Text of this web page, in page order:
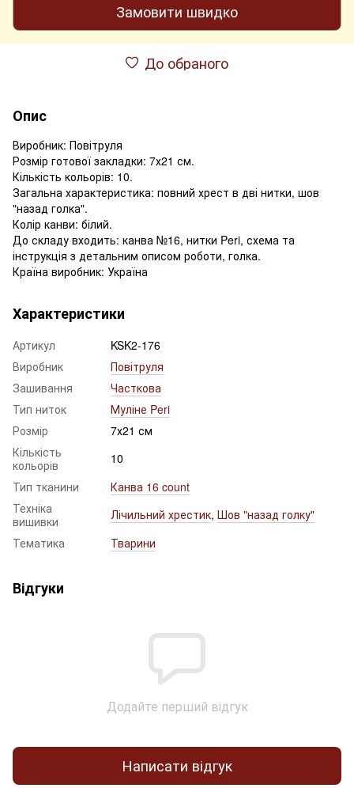
Замовити швидко
До обраного
Опис
Виробник: Повітруля
Розмір готової закладки: 7х21 см.
Кількість кольорів: 10.
Загальна характеристика: повний хрест в дві нитки, шов
"назад голка".
Колір канви: білий.
До складу входить: канва №16, нитки Peri, схема та
інструкція з детальним описом роботи, голка.
Країна виробник: Україна
Характеристики
Артикул
KSK2-176
Виробник
Повітруля
Зашивання
Часткова
Тип ниток
Муліне Peri
Розмір
7х21 см
Кількість
кольорів
10
Тип тканини
Канва 16 count
Техніка
вишивки
Лічильний хрестик, Шов "назад голку"
Тематика
Тварини
Відгуки
Додайте перший відгук
Написати відгук